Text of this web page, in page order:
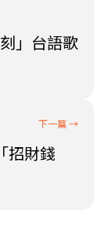
」台語歌
招財錢